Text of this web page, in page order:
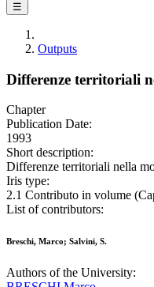
☰
Outputs
Differenze territoriali
Chapter
Publication Date:
1993
Short description:
Differenze territoriali nella
Iris type:
2.1 Contributo in volume
List of contributors:
Breschi, Marco; Salvini, S.
Authors of the University: